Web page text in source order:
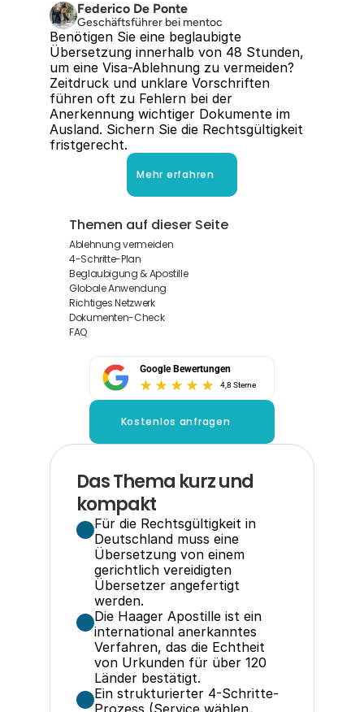
Federico De Ponte
Geschäftsführer bei mentoc
Benötigen Sie eine beglaubigte
Übersetzung innerhalb von 48 Stunden,
um eine Visa-Ablehnung zu vermeiden?
Zeitdruck und unklare Vorschriften
führen oft zu Fehlern bei der
Anerkennung wichtiger Dokumente im
Ausland. Sichern Sie die Rechtsgültigkeit
fristgerecht.
Mehr erfahren
Themen auf dieser Seite
Ablehnung vermeiden
4-Schritte-Plan
Beglaubigung & Apostille
Globale Anwendung
Richtiges Netzwerk
Dokumenten-Check
FAQ
Google Bewertungen
4,8 Sterne
Kostenlos anfragen
Das Thema kurz und
kompakt
Für die Rechtsgültigkeit in
Deutschland muss eine
Übersetzung von einem
gerichtlich vereidigten
Übersetzer angefertigt
werden.
Die Haager Apostille ist ein
international anerkanntes
Verfahren, das die Echtheit
von Urkunden für über 120
Länder bestätigt.
Ein strukturierter 4-Schritte-
Prozess (Service wählen,